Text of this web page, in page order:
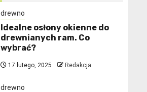
drewno
Idealne osłony okienne do
drewnianych ram. Co
wybrać?
17 lutego, 2025 Redakcja
drewno